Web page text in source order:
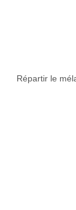
Répartir le